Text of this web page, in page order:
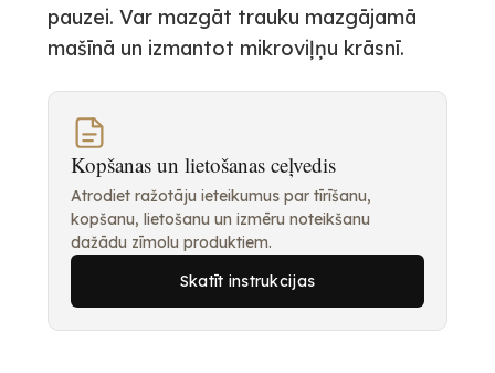
pauzei. Var mazgāt trauku mazgājamā
mašīnā un izmantot mikroviļņu krāsnī.
Kopšanas un lietošanas ceļvedis
Atrodiet ražotāju ieteikumus par tīrīšanu,
kopšanu, lietošanu un izmēru noteikšanu
dažādu zīmolu produktiem.
Skatīt instrukcijas